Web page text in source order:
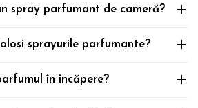
spray parfumant de cameră?
sprayurile parfumante?
în încăpere?